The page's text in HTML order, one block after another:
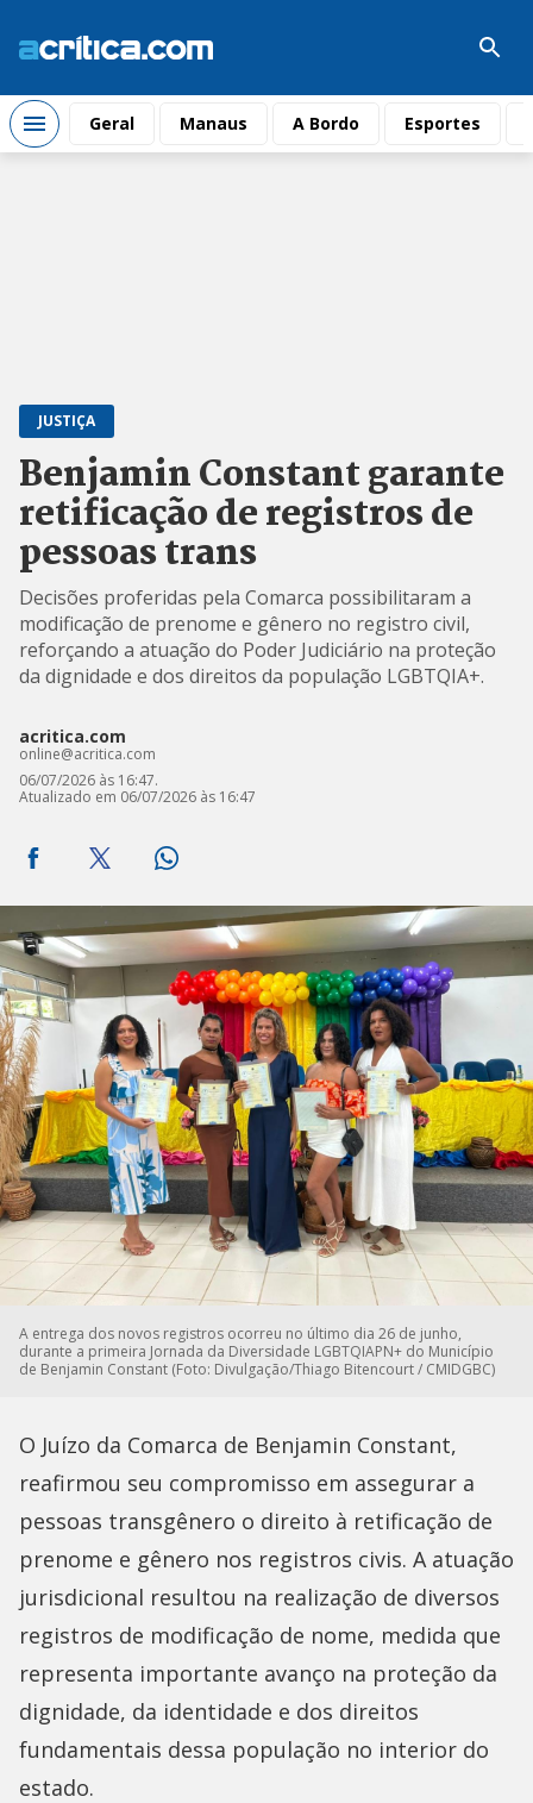
Geral Manaus A Bordo Esportes
JUSTIÇA
Benjamin Constant garante
retificação de registros de
pessoas trans
Decisões proferidas pela Comarca possibilitaram a
modificação de prenome e gênero no registro civil,
reforçando a atuação do Poder Judiciário na proteção
da dignidade e dos direitos da população LGBTQIA+.
acritica.com
online@acritica.com
06/07/2026 às 16:47.
Atualizado em 06/07/2026 às 16:47
A entrega dos novos registros ocorreu no último dia 26 de junho,
durante a primeira Jornada da Diversidade LGBTQIAPN+ do Município
de Benjamin Constant (Foto: Divulgação/Thiago Bitencourt / CMIDGBC)
O Juízo da Comarca de Benjamin Constant,
reafirmou seu compromisso em assegurar a
pessoas transgênero o direito à retificação de
prenome e gênero nos registros civis. A atuação
jurisdicional resultou na realização de diversos
registros de modificação de nome, medida que
representa importante avanço na proteção da
dignidade, da identidade e dos direitos
fundamentais dessa população no interior do
estado.